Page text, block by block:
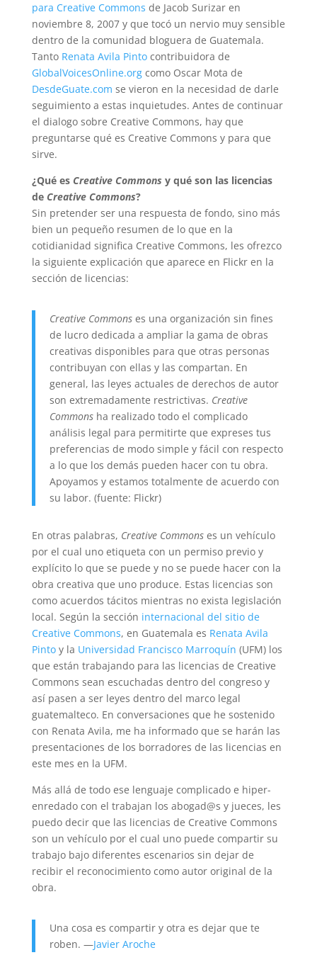
para Creative Commons de Jacob Surizar en
noviembre 8, 2007 y que tocó un nervio muy sensible
dentro de la comunidad bloguera de Guatemala.
Tanto Renata Avila Pintocontribuidora de
GlobalVoicesOnline.orgcomo Oscar Mota de
DesdeGuate.com se vieron en la necesidad de darle
seguimiento a estas inquietudes. Antes de continuar
el dialogo sobre Creative Commons, hay que
preguntarse qué es Creative Commons y para que
sirve.
¿Qué es Creative Commons y qué son las licencias
de Creative Commons?
Sin pretender ser una respuesta de fondo, sino más
bien un pequeño resumen de lo que en la
cotidianidad significa Creative Commons, les ofrezco
la siguiente explicación que aparece en Flickr en la
sección de licencias:
Creative Commonses una organización sin fines
de lucro dedicada a ampliar la gama de obras
creativas disponibles para que otras personas
contribuyan con ellas y las compartan. En
general, las leyes actuales de derechos de autor
son extremadamente restrictivas. Creative
Commonsha realizado todo el complicado
análisis legal para permitirte que expreses tus
preferencias de modo simple y fácil con respecto
a lo que los demás pueden hacer con tu obra.
Apoyamos y estamos totalmente de acuerdo con
su labor. (fuente: Flickr)
En otras palabras, Creative Commonses un vehículo
por el cual uno etiqueta con un permiso previo y
explícito lo que se puede y no se puede hacer con la
obra creativa que uno produce. Estas licencias son
como acuerdos tácitos mientras no exista legislación
local. Según la sección internacional del sitio de
Creative Commons, en Guatemala es Renata Avila
Pintoy la Universidad Francisco Marroquín (UFM) los
que están trabajando para las licencias de Creative
Commons sean escuchadas dentro del congreso y
así pasen a ser leyes dentro del marco legal
guatemalteco. En conversaciones que he sostenido
con Renata Avila, me ha informado que se harán las
presentaciones de los borradores de las licencias en
este mes en la UFM.
Más allá de todo ese lenguaje complicado e hiper-
enredado con el trabajan los abogad@s y jueces, les
puedo decir que las licencias de Creative Commons
son un vehículo por el cual uno puede compartir su
trabajo bajo diferentes escenarios sin dejar de
recibir el reconocimiento como autor original de la
obra.
Una cosa es compartir y otra es dejar que te
roben. —Javier Aroche